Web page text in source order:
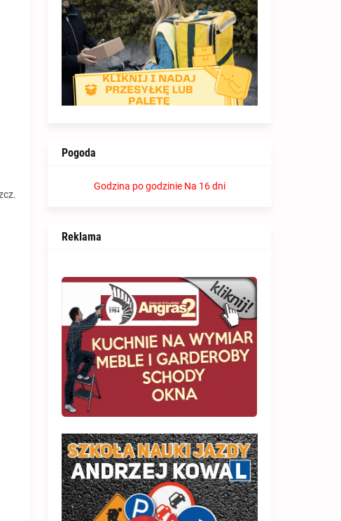
Pogoda
Godzina po godzinie Na 16 dni
Reklama